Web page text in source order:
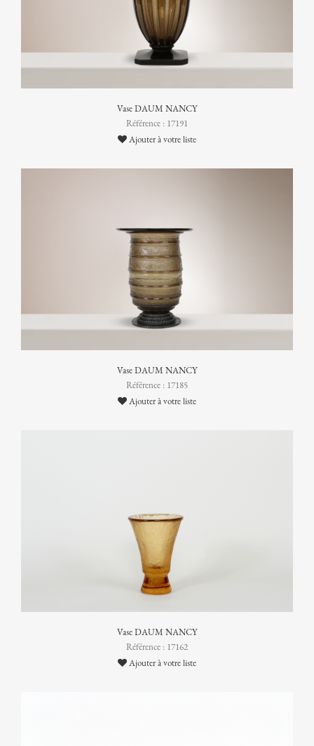
Vase DAUM NANCY
Référence : 17191
Ajouter à votre liste
Vase DAUM NANCY
Référence : 17185
Ajouter à votre liste
Vase DAUM NANCY
Référence : 17162
Ajouter à votre liste